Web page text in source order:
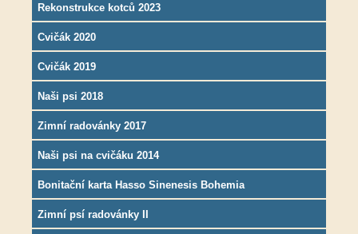
Rekonstrukce kotců 2023
Cvičák 2020
Cvičák 2019
Naši psi 2018
Zimní radovánky 2017
Naši psi na cvičáku 2014
Bonitační karta Hasso Sinenesis Bohemia
Zimní psí radovánky II